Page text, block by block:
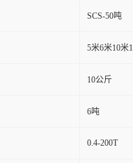
SCS-50吨
5米6米10米
10公斤
6吨
0.4-200T